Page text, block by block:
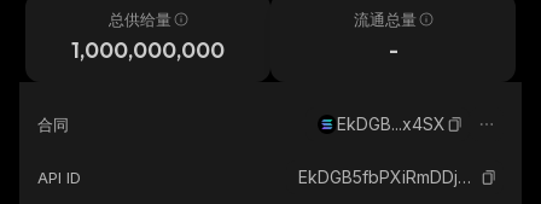
总供给量
1,000,000,000
流通总量
-
合同 EkDGB...x4SX
API ID EkDGB5fbPXiRmDDjxKcC7dFjzvFZj2KT9t7oeyyPx4SX_solana